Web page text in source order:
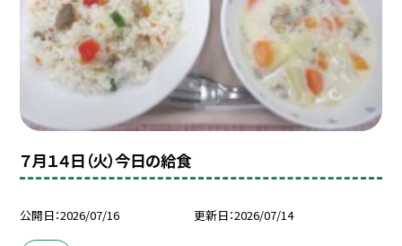
７月１４日（火）今日の給食
公開日 2026/07/16 更新日 2026/07/14